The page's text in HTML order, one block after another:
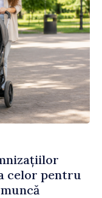
celor pentru